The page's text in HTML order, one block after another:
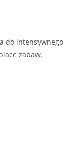
do intensywnego
zabaw.